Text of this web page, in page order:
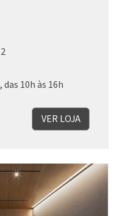
das 10h às 16h
VER LOJA